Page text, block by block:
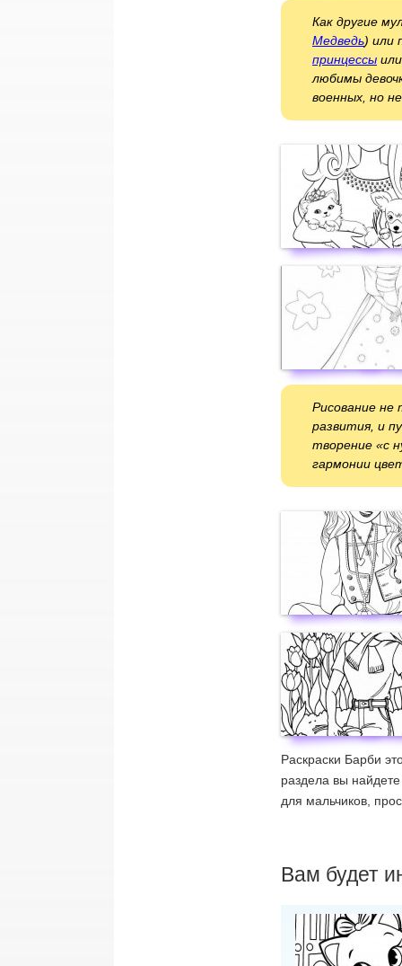
Как другие
Медведь) или
принцессы
любимы
военных, но
Рисование не
развития, и
творение «с
гармонии
Раскраски Барби
раздела вы
для мальчиков,
Вам будет